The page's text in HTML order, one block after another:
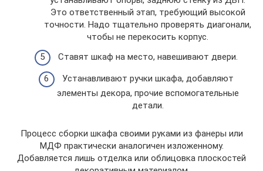
Это ответственный этап, требующий высокой
точности. Надо тщательно проверять диагонали,
чтобы не перекосить корпус.
Ставят шкаф на место, навешивают двери.
Устанавливают ручки шкафа, добавляют
элементы декора, прочие вспомогательные
детали.
Процесс сборки шкафа своими руками из фанеры или
МДФ практически аналогичен изложенному.
Добавляется лишь отделка или облицовка плоскостей